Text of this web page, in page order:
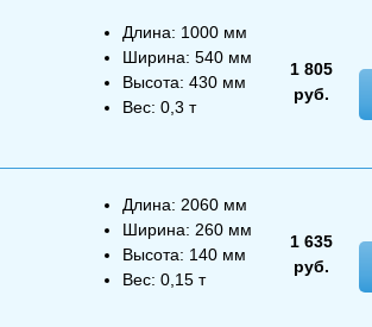
Длина: 1000 мм
Ширина: 540 мм
Высота: 430 мм
Вес: 0,3 т
1 805
руб.
Длина: 2060 мм
Ширина: 260 мм
Высота: 140 мм
Вес: 0,15 т
1 635
руб.